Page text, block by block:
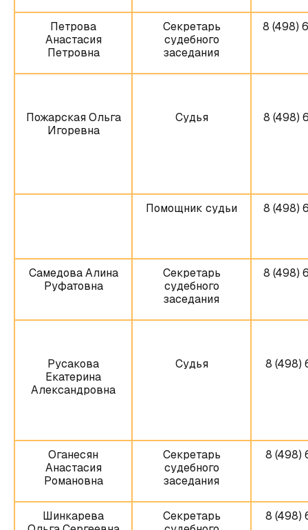
Петрова
Анастасия
Петровна
Секретарь
судебного
заседания
8 (498)
Пожарская Ольга
Игоревна
Судья 8 (498)
Помощник судьи 8 (498)
Самедова Алина
Руфатовна
Секретарь
судебного
заседания
8 (498)
Русакова
Екатерина
Александровна
Судья 8 (498)
Оганесян
Анастасия
Романовна
Секретарь
судебного
заседания
8 (498)
Шинкарева
Секретарь
8 (498)